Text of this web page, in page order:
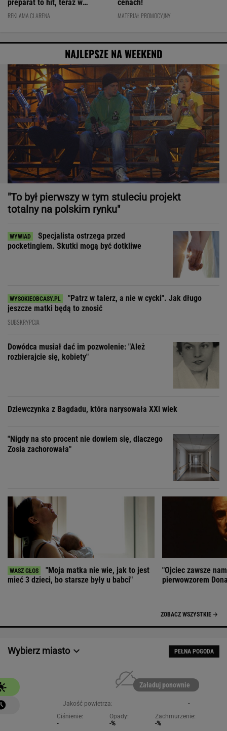
preparat to hit, teraz w
świetnej cenie
REKLAMA CLARENA
cenach!
MATERIAŁ PROMOCYJNY
NAJLEPSZE NA WEEKEND
"To był pierwszy w tym stuleciu projekt
totalny na polskim rynku"
Specjalista ostrzega przed
pocketingiem. Skutki mogą być dotkliwe
"Patrz w talerz, a nie w cycki". Jak długo
jeszcze matki będą to znosić
SUBSKRYPCJA
Dowódca musiał dać im pozwolenie: "Ależ
rozbierajcie się, kobiety"
Dziewczynka z Bagdadu, która narysowała XXI wiek
"Nigdy na sto procent nie dowiem się, dlaczego
Zosia zachorowała"
"Moja matka nie wie, jak to jest
mieć 3 dzieci, bo starsze były u babci"
"Ojciec zawsze
pierwowzorem
ZOBACZ WSZYSTKIE
Wybierz miasto PEŁNA POGODA
Załaduj ponownie
Jakość powietrza:
-
Ciśnienie:
-
Opady:
-%
Zachmurzenie:
-%